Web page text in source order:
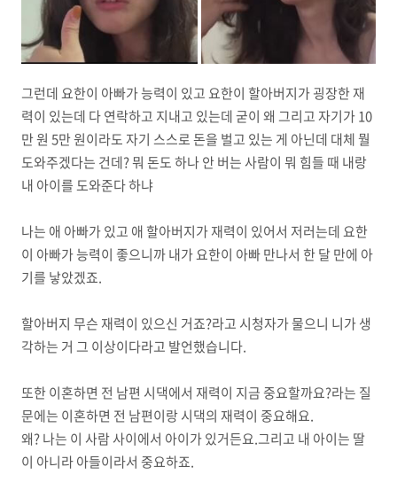
그런데 요한이 아빠가 능력이 있고 요한이 할아버지가 굉장한 재
력이 있는데 다 연락하고 지내고 있는데 굳이 왜 그리고 자기가 10
만 원 5만 원이라도 자기 스스로 돈을 벌고 있는 게 아닌데 대체 뭘
도와주겠다는 건데? 뭐 돈도 하나 안 버는 사람이 뭐 힘들 때 내랑
내 아이를 도와준다 하냐
나는 애 아빠가 있고 애 할아버지가 재력이 있어서 저러는데 요한
이 아빠가 능력이 좋으니까 내가 요한이 아빠 만나서 한 달 만에 아
기를 낳았겠죠.
할아버지 무슨 재력이 있으신 거죠?라고 시청자가 물으니 니가 생
각하는 거 그 이상이다라고 발언했습니다.
또한 이혼하면 전 남편 시댁에서 재력이 지금 중요할까요?라는 질
문에는 이혼하면 전 남편이랑 시댁의 재력이 중요해요.
왜? 나는 이 사람 사이에서 아이가 있거든요.그리고 내 아이는 딸
이 아니라 아들이라서 중요하죠.